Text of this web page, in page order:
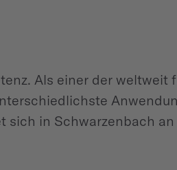
Als einer der weltweit
in Schwarzenbach